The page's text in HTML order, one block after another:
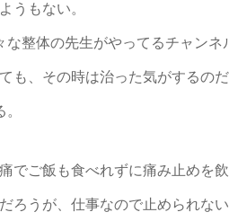
うもない。
整体の先生がやってるチャンネ
も、その時は治った気がするの
でご飯も食べれずに痛み止めを飲
ろうが、仕事なので止められない